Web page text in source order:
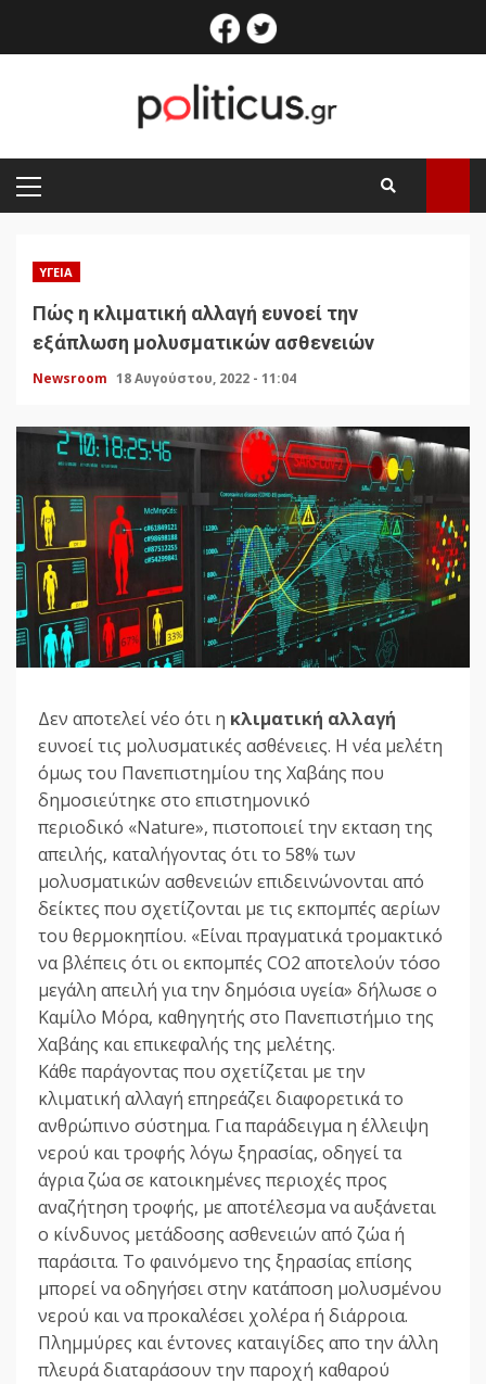
facebook
PRIMARY
MENU
ΥΓΕΊΑ
Πώς η κλιματική αλλαγή ευνοεί την
εξάπλωση μολυσματικών ασθενειών
Newsroom 18 Αυγούστου, 2022 - 11:04
Δεν αποτελεί νέο ότι η κλιματική αλλαγή
ευνοεί τις μολυσματικές ασθένειες. Η νέα μελέτη
όμως του Πανεπιστημίου της Χαβάης που
δημοσιεύτηκε στο επιστημονικό
περιοδικό «Nature», πιστοποιεί την εκταση της
απειλής, καταλήγοντας ότι το 58% των
μολυσματικών ασθενειών επιδεινώνονται από
δείκτες που σχετίζονται με τις εκπομπές αερίων
του θερμοκηπίου. «Είναι πραγματικά τρομακτικό
να βλέπεις ότι οι εκπομπές CO2 αποτελούν τόσο
μεγάλη απειλή για την δημόσια υγεία» δήλωσε ο
Καμίλο Μόρα, καθηγητής στο Πανεπιστήμιο της
Χαβάης και επικεφαλής της μελέτης.
Κάθε παράγοντας που σχετίζεται με την
κλιματική αλλαγή επηρεάζει διαφορετικά το
ανθρώπινο σύστημα. Για παράδειγμα η έλλειψη
νερού και τροφής λόγω ξηρασίας, οδηγεί τα
άγρια ζώα σε κατοικημένες περιοχές προς
αναζήτηση τροφής, με αποτέλεσμα να αυξάνεται
ο κίνδυνος μετάδοσης ασθενειών από ζώα ή
παράσιτα. Το φαινόμενο της ξηρασίας επίσης
μπορεί να οδηγήσει στην κατάποση μολυσμένου
νερού και να προκαλέσει χολέρα ή διάρροια.
Πλημμύρες και έντονες καταιγίδες απο την άλλη
πλευρά διαταράσουν την παροχή καθαρού